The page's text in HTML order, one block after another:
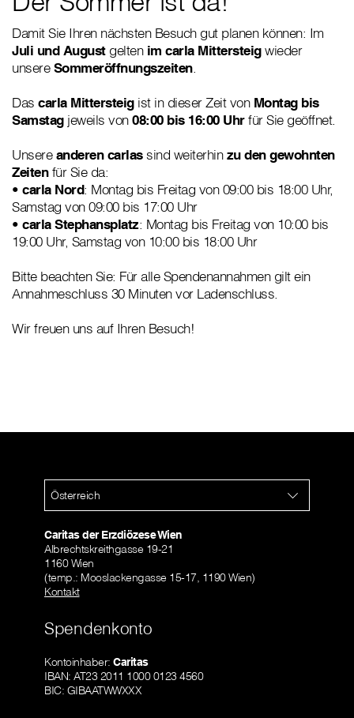
Damit Sie Ihren nächsten Besuch gut planen können: Im
Juli und Augustgelten im carla Mittersteigwieder
unsereSommeröffnungszeiten.
Das carla Mittersteigist in dieser Zeit von Montag bis
Samstagjeweils von08:00 bis 16:00 Uhrfür Sie geöffnet.
Unsereanderen carlassind weiterhinzu den gewohnten
Zeitenfür Sie da:
• carla Nord: Montag bis Freitag von 09:00 bis 18:00 Uhr,
Samstag von 09:00 bis 17:00 Uhr
• carla Stephansplatz: Montag bis Freitag von 10:00 bis
19:00 Uhr, Samstag von 10:00 bis 18:00 Uhr
Bitte beachten Sie: Für alle Spendenannahmen gilt ein
Annahmeschluss 30 Minuten vor Ladenschluss.
Wir freuen uns auf Ihren Besuch!
Österreich
Caritas der Erzdiözese Wien
Albrechtskreithgasse 19-21
1160 Wien
(temp.: Mooslackengasse 15-17, 1190 Wien)
Kontakt
Spendenkonto
Kontoinhaber: Caritas
IBAN: AT23 2011 1000 0123 4560
BIC: GIBAATWWXXX